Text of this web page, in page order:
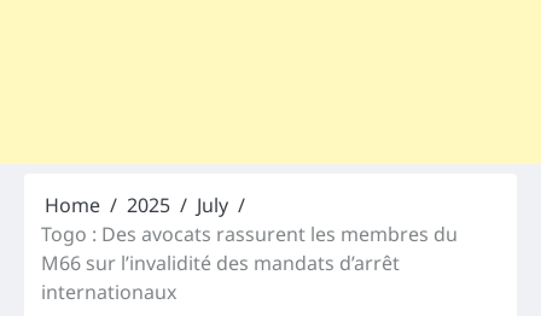
Home 2025
July
Togo : Des avocats rassurent les membres du
M66 sur l’invalidité des mandats d’arrêt
internationaux